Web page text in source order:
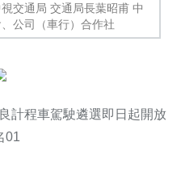
交通局 交通局長葉昭甫 中
公司（車行）合作社
計程車駕駛遴選即日起開放
01